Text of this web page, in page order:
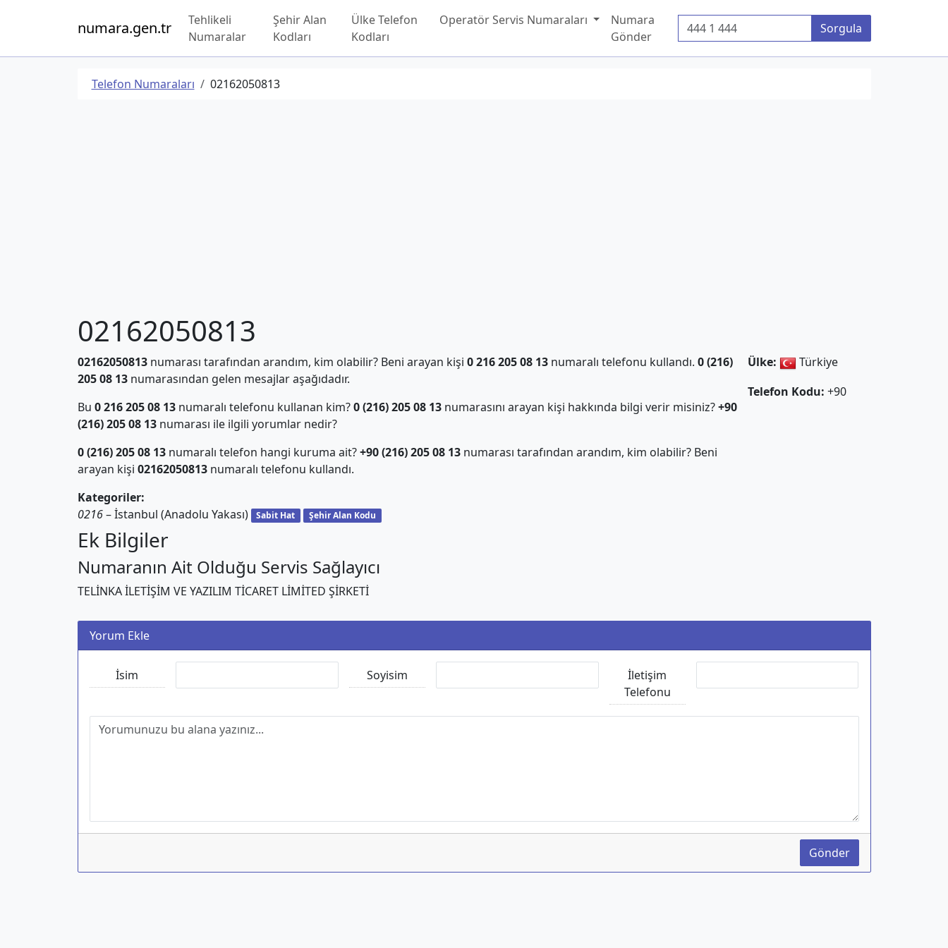
numara.gen.tr
Tehlikeli
Numaralar
Şehir Alan
Kodları
Ülke Telefon
Kodları
Operatör Servis Numaraları
Numara
Gönder
Telefon Numarası Sorgula
Telefon Numaraları 02162050813
02162050813
02162050813numarası tarafından arandım, kim olabilir? Beni arayan kişi 0 216 205 08 13numaralı telefonu kullandı. 0 (216)
205 08 13numarasından gelen mesajlar aşağıdadır.
Bu 0 216 205 08 13numaralı telefonu kullanan kim?0 (216) 205 08 13numarasını arayan kişi hakkında bilgi verir misiniz?+90
(216) 205 08 13numarası ile ilgili yorumlar nedir?
0 (216) 205 08 13numaralı telefon hangi kuruma ait?+90 (216) 205 08 13numarası tarafından arandım, kim olabilir? Beni
arayan kişi 02162050813numaralı telefonu kullandı.
Kategoriler:
0216– İstanbul (Anadolu Yakası) Sabit Hat Şehir Alan Kodu
Ülke:
Türkiye
Telefon Kodu: +90
Ek Bilgiler
Numaranın Ait Olduğu Servis Sağlayıcı
TELİNKA İLETİŞİM VE YAZILIM TİCARET LİMİTED ŞİRKETİ
Yorum Ekle
İsim Soyisim
İletişim
Telefonu
Gönder